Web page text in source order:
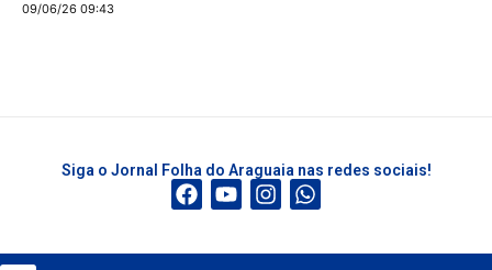
09/06/26 09:43
Siga o Jornal Folha do Araguaia nas redes sociais!